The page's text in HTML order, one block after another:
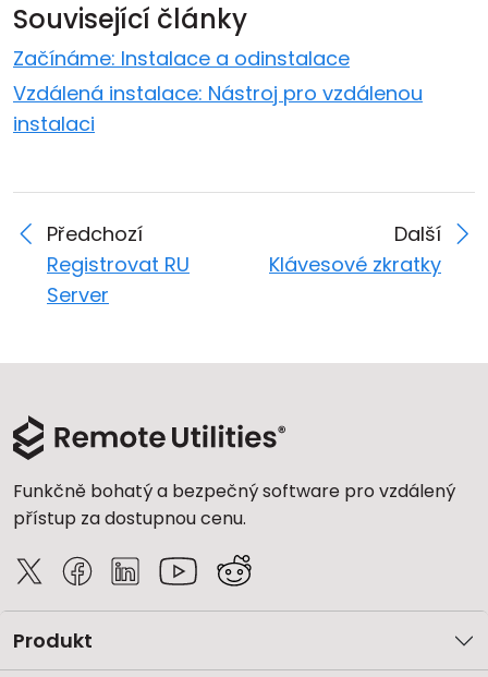
Související články
Začínáme: Instalace a odinstalace
Vzdálená instalace: Nástroj pro vzdálenou
instalaci
Předchozí
Registrovat RU
Server
Další
Klávesové zkratky
Funkčně bohatý a bezpečný software pro vzdálený
přístup za dostupnou cenu.
Produkt